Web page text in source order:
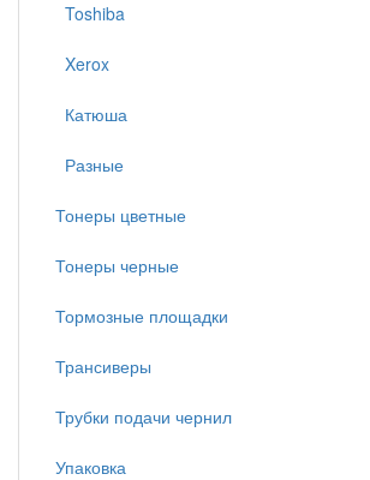
Toshiba
Xerox
Катюша
Разные
Тонеры цветные
Тонеры черные
Тормозные площадки
Трансиверы
Трубки подачи чернил
Упаковка